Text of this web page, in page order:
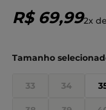
R$ 69,992x de
33 34